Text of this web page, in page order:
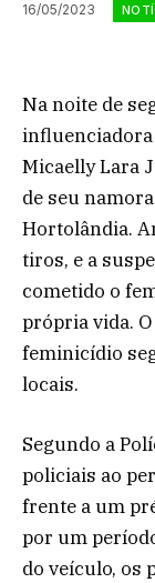
16/05/2023
Na noite de
influenciadora
Micaelly Lara
de seu
Hortolândia.
tiros, e a
cometido o
própria vida.
feminicídio
locais.
Segundo a
policiais ao
frente a um
por um
do veículo, os